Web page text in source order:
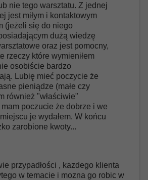
nie tego warsztatu. Z jednej
jest miłym i kontaktowym
(jeżeli się do niego
dużą wiedzę
oraz jest pomocny,
rzeczy które wymieniłem
osobiście bardzo
Lubię mieć poczycie że
pieniądze (małe czy
również "właściwie"
mam poczucie że dobrze i we
je wydałem. W końcu
zarobione kwoty...
przypadłości , kazdego klienta
w temacie i mozna go robic w